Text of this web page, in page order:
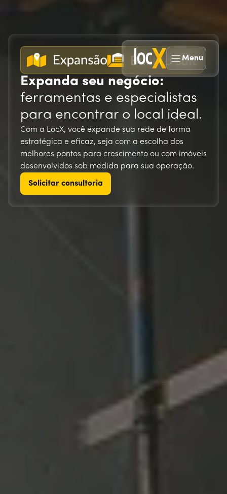
Menu
Expanda seu negócio:
ferramentas e especialistas
para encontrar o local ideal.
Com a LocX, você expande sua rede de forma
estratégica e eficaz, seja com a escolha dos
melhores pontos para crescimento ou com imóveis
desenvolvidos sob medida para sua operação.
Solicitar consultoria
Solicitar consultoria